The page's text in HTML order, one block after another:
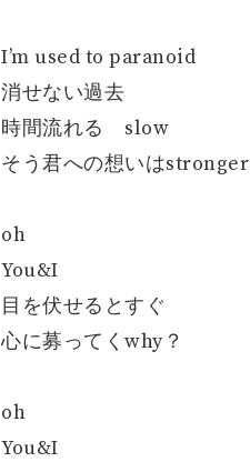
I’m used to paranoid
消せない過去
時間流れる slow
そう君への想いはstronger
oh
You&I
目を伏せるとすぐ
心に募ってくwhy？
oh
You&I